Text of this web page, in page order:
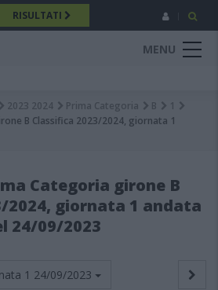
RISULTATI
MENU
2023 2024 Prima Categoria B
1
B Classifica 2023/2024, giornata 1
Categoria girone B
2024, giornata 1 andata
24/09/2023
1 24/09/2023